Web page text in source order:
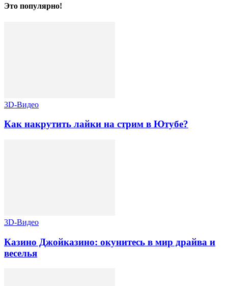
Это популярно!
3D-Видео
Как накрутить лайки на стрим в Ютубе?
3D-Видео
Казино Джойказино: окунитесь в мир драйва и
веселья